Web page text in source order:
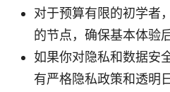
对于预算有限的初学者
的节点，确保基本体验
如果你对隐私和数据安
有严格隐私政策和透明